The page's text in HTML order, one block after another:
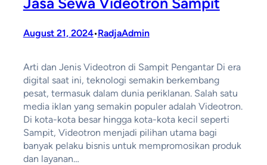
August 21, 2024•RadjaAdmin
Arti dan Jenis Videotron di Sampit Pengantar Di era
digital saat ini, teknologi semakin berkembang
pesat, termasuk dalam dunia periklanan. Salah satu
media iklan yang semakin populer adalah Videotron.
Di kota-kota besar hingga kota-kota kecil seperti
Sampit, Videotron menjadi pilihan utama bagi
banyak pelaku bisnis untuk mempromosikan produk
dan layanan…